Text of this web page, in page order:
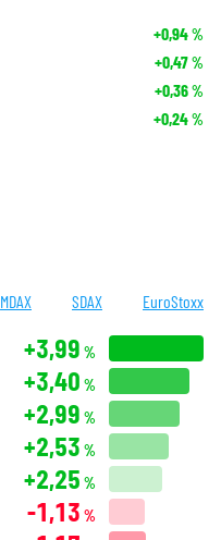
+0,94%
+0,47%
+0,36%
+0,24%
MDAX SDAX EuroStoxx
+3,99 %
+3,40 %
+2,99 %
+2,53 %
+2,25 %
-1,13 %